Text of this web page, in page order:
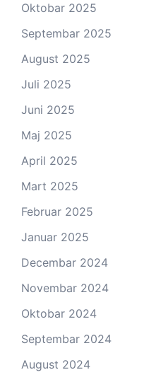
Oktobar 2025
Septembar 2025
August 2025
Juli 2025
Juni 2025
Maj 2025
April 2025
Mart 2025
Februar 2025
Januar 2025
Decembar 2024
Novembar 2024
Oktobar 2024
Septembar 2024
August 2024